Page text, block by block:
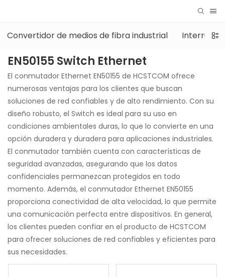
Convertidor de medios de fibra industrial
EN50155 Switch Ethernet
El conmutador Ethernet EN50155 de HCSTCOM ofrece
numerosas ventajas para los clientes que buscan
soluciones de red confiables y de alto rendimiento. Con su
diseño robusto, el Switch es ideal para su uso en
condiciones ambientales duras, lo que lo convierte en una
opción duradera y duradera para aplicaciones industriales.
El conmutador también cuenta con características de
seguridad avanzadas, asegurando que los datos
confidenciales permanezcan protegidos en todo
momento. Además, el conmutador Ethernet EN50155
proporciona conectividad de alta velocidad, lo que permite
una comunicación perfecta entre dispositivos. En general,
los clientes pueden confiar en el producto de HCSTCOM
para ofrecer soluciones de red confiables y eficientes para
sus necesidades.